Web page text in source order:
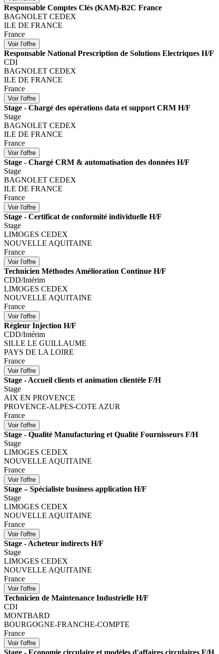
Responsable Comptes Clés (KAM)-B2C France
BAGNOLET CEDEX
ILE DE FRANCE
France
Responsable National Prescription de Solutions Electriques H/F
CDI
BAGNOLET CEDEX
ILE DE FRANCE
France
Stage - Chargé des opérations data et support CRM H/F
Stage
BAGNOLET CEDEX
ILE DE FRANCE
France
Stage - Chargé CRM & automatisation des données H/F
Stage
BAGNOLET CEDEX
ILE DE FRANCE
France
Stage - Certificat de conformité individuelle H/F
Stage
LIMOGES CEDEX
NOUVELLE AQUITAINE
France
Technicien Méthodes Amélioration Continue H/F
CDD/Intérim
LIMOGES CEDEX
NOUVELLE AQUITAINE
France
Régleur Injection H/F
CDD/Intérim
SILLE LE GUILLAUME
PAYS DE LA LOIRE
France
Stage - Accueil clients et animation clientèle F/H
Stage
AIX EN PROVENCE
PROVENCE-ALPES-COTE AZUR
France
Stage - Qualité Manufacturing et Qualité Fournisseurs F/H
Stage
LIMOGES CEDEX
NOUVELLE AQUITAINE
France
Stage – Spécialiste business application H/F
Stage
LIMOGES CEDEX
NOUVELLE AQUITAINE
France
Stage - Acheteur indirects H/F
Stage
LIMOGES CEDEX
NOUVELLE AQUITAINE
France
Technicien de Maintenance Industrielle H/F
CDI
MONTBARD
BOURGOGNE-FRANCHE-COMPTE
France
Stage - Economie circulaire et modèles d'affaires circulaires F/H